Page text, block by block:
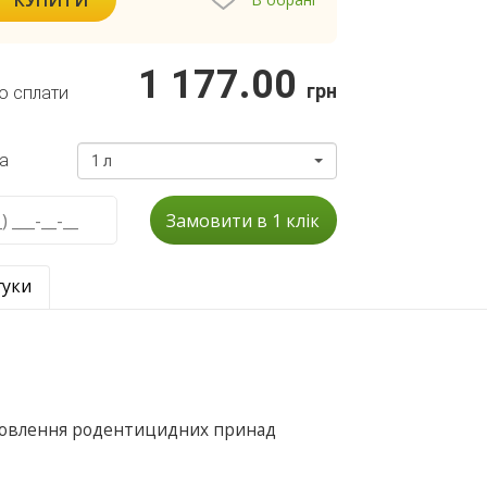
сплати 1 177.00 грн
1 л
Замовити в 1 клік
родентицидних принад